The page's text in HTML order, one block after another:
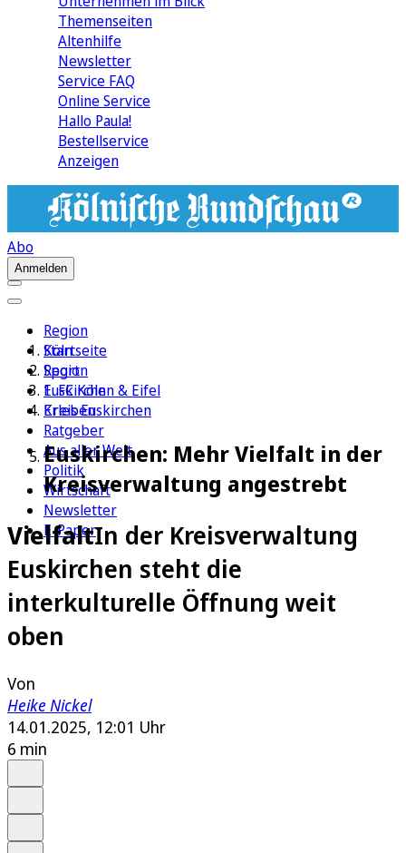
Themenseiten
Altenhilfe
Newsletter
Service FAQ
Online Service
Hallo Paula!
Bestellservice
Anzeigen
Abo
Anmelden
Region
Köln
Sport
1. FC Köln
Erleben
Ratgeber
Aus aller Welt
Politik
Wirtschaft
Newsletter
E-Paper
Startseite
Region
Euskirchen & Eifel
Kreis Euskirchen
Euskirchen: Mehr Vielfalt in der
Kreisverwaltung angestrebt
VielfaltIn der Kreisverwaltung
Euskirchen steht die
interkulturelle Öffnung weit
oben
Von
Heike Nickel
14.01.2025, 12:01 Uhr
6 min